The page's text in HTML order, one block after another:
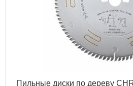
Пильные диски по дереву